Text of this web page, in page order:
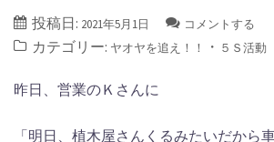
投稿日: 2021年5月1日 コメントする
カテゴリー: ヤオヤを追え！！ ・ ５Ｓ活動
昨日、営業のＫさんに
「明日、植木屋さんくるみたいだから